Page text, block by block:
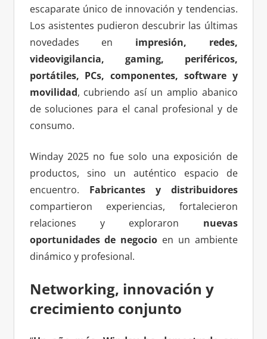
escaparate único de innovación y tendencias.
Los asistentes pudieron descubrir las últimas
novedades en impresión, redes,
videovigilancia, gaming, periféricos,
portátiles, PCs, componentes, software y
movilidad, cubriendo así un amplio abanico
de soluciones para el canal profesional y de
consumo.
Winday 2025 no fue solo una exposición de
productos, sino un auténtico espacio de
encuentro. Fabricantes y distribuidores
compartieron experiencias, fortalecieron
relaciones y exploraron nuevas
oportunidades de negocio en un ambiente
dinámico y profesional.
Networking, innovación y
crecimiento conjunto